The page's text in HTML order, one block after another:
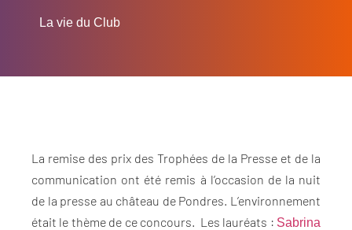
La vie du Club
La remise des prix des Trophées de la Presse et de la
communication ont été remis à l’occasion de la nuit
de la presse au château de Pondres. L’environnement
était le thème de ce concours. Les lauréats : Sabrina